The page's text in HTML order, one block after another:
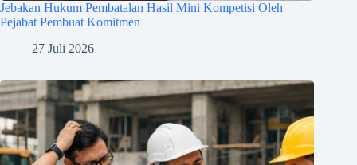
Jebakan Hukum Pembatalan Hasil Mini Kompetisi Oleh
Pejabat Pembuat Komitmen
27 Juli 2026